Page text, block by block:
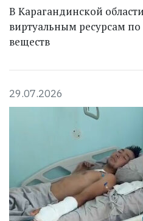
В Карагандинской
виртуальным ресурсам
веществ
29.07.2026